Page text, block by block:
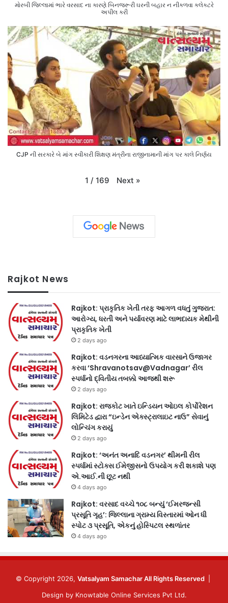
મોરબી જિલ્લામાં ભારે વરસાદ ના કારણે બિનજરૂરી ઘરની બહાર ન નીકળવા કલેક્ટરે
અપીલ કરી
CJP ની સરકારે બે માંગ સ્વીકારી શિક્ષણ મંત્રીના રાજીનામાની માંગ પર કાલે નિર્ણય
1 / 169 Next »
Rajkot News
Rajkot: પ્રાકૃતિક ખેતી તરફ આગળ વધતું ગુજરાત:
આરોગ્ય, ધરતી અને પર્યાવરણ માટે લાભદાયક મેથીની
પ્રાકૃતિક ખેતી
2 days ago
Rajkot: વડનગરના આધ્યાત્મિક વારસાને ઉજાગર
કરવા ‘Shravanotsav@Vadnagar’ રીલ
સ્પર્ધાનો દ્વિતીય તબક્કો આજથી શરૂ
2 days ago
Rajkot: રાજકોટ ખાતે ઇન્ડિયન ઓઇલ કોર્પોરેશન
લિમિટેડ દ્વારા “ઇન્ડેન એક્સ્ટ્રાલાઇટ નાઉ” સેવાનું
લોન્ચિંગ કરાયું
2 days ago
Rajkot: ‘અનંત અનાદિ વડનગર’ થીમની રીલ
સ્પર્ધામાં સ્ટોક્સ ઈમેજીસનો ઉપયોગ કરી શકાશે પણ
એ.આઈ.ની છૂટ નથી
4 days ago
Rajkot: વરસાદ વચ્ચે ૧૦૮ બન્યું ‘ઈમરજન્સી
પ્રસૂતિ ગૃહ’: જિલ્લાના ગ્રામ્ય વિસ્તારમાં ઓન ધી
સ્પોટ ૩ પ્રસૂતિ, એકનું હોસ્પિટલ સ્થળાંતર
4 days ago
© Copyright 2026, Vatsalyam Samachar All Rights Reserved
Design by Knowtable Online Services Pvt Ltd.